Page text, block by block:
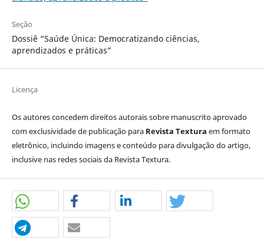
Seção
Dossiê “Saúde Única: Democratizando ciências,
aprendizados e práticas”
Licença
Os autores concedem direitos autorais sobre manuscrito aprovado
com exclusividade de publicação para Revista Textura em formato
eletrônico, incluindo imagens e conteúdo para divulgação do artigo,
inclusive nas redes sociais da Revista Textura.